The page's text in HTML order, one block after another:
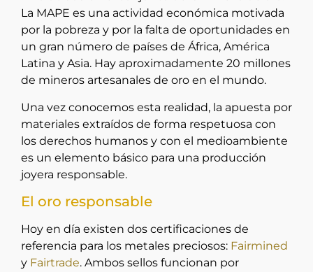
La MAPE es una actividad económica motivada
por la pobreza y por la falta de oportunidades en
un gran número de países de África, América
Latina y Asia. Hay aproximadamente 20 millones
de mineros artesanales de oro en el mundo.
Una vez conocemos esta realidad, la apuesta por
materiales extraídos de forma respetuosa con
los derechos humanos y con el medioambiente
es un elemento básico para una producción
joyera responsable.
El oro responsable
Hoy en día existen dos certificaciones de
referencia para los metales preciosos: Fairmined
y Fairtrade. Ambos sellos funcionan por